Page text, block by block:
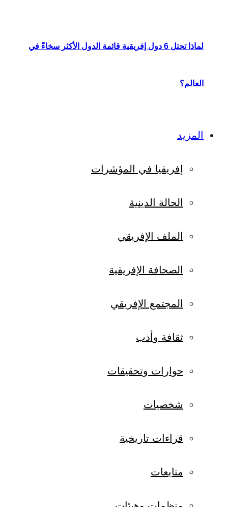
لماذا تحتل 6 دول إفريقية قائمة الدول الأكثر سخاءً في
العالم؟
المزيد
إفريقيا في المؤشرات
الحالة الدينية
الملف الإفريقي
الصحافة الإفريقية
المجتمع الإفريقي
ثقافة وأدب
حوارات وتحقيقات
شخصيات
قراءات تاريخية
متابعات